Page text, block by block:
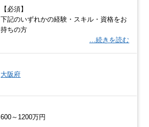
【必須】
下記のいずれかの経験・スキル・資格をお
持ちの方
…続きを読む
大阪府
600～1200万円